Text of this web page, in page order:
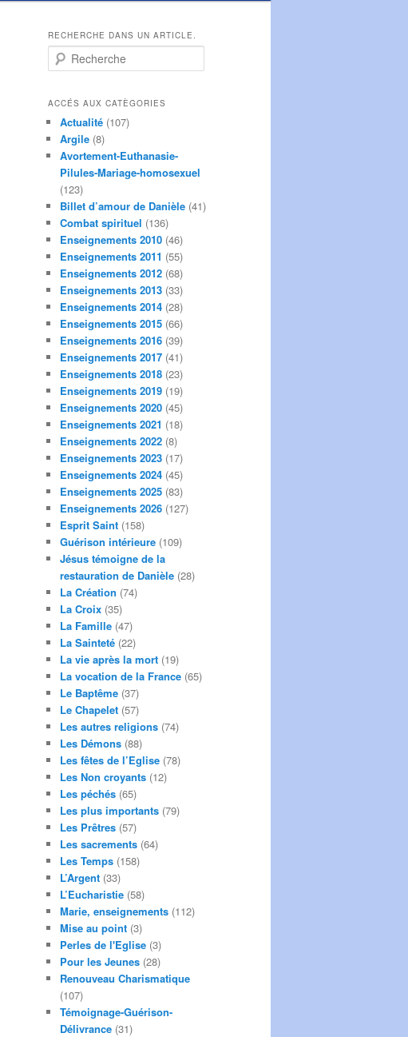
RECHERCHE DANS UN ARTICLE.
e
h
c
h
ACCÉS AUX CATÈGORIES
Actualité (107)
Argile (8)
Avortement-Euthanasie-
Pilules-Mariage-homosexuel
(123)
Billet d’amour de Danièle (41)
Combat spirituel (136)
Enseignements 2010 (46)
Enseignements 2011 (55)
Enseignements 2012 (68)
Enseignements 2013 (33)
Enseignements 2014 (28)
Enseignements 2015 (66)
Enseignements 2016 (39)
Enseignements 2017 (41)
Enseignements 2018 (23)
Enseignements 2019 (19)
Enseignements 2020 (45)
Enseignements 2021 (18)
Enseignements 2022 (8)
Enseignements 2023 (17)
Enseignements 2024 (45)
Enseignements 2025 (83)
Enseignements 2026 (127)
Esprit Saint (158)
Guérison intérieure (109)
Jésus témoigne de la
restauration de Danièle (28)
La Création (74)
La Croix (35)
La Famille (47)
La Sainteté (22)
La vie après la mort (19)
La vocation de la France (65)
Le Baptême (37)
Le Chapelet (57)
Les autres religions (74)
Les Démons (88)
Les fêtes de l’Eglise (78)
Les Non croyants (12)
Les péchés (65)
Les plus importants (79)
Les Prêtres (57)
Les sacrements (64)
Les Temps (158)
L’Argent (33)
L’Eucharistie (58)
Marie, enseignements (112)
Mise au point (3)
Perles de l'Eglise (3)
Pour les Jeunes (28)
Renouveau Charismatique
(107)
Témoignage-Guérison-
Délivrance (31)